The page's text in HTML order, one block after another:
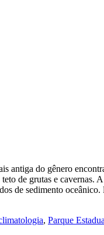
antiga do gênero
de grutas e cavernas.
de sedimento oceânico.
, Parque